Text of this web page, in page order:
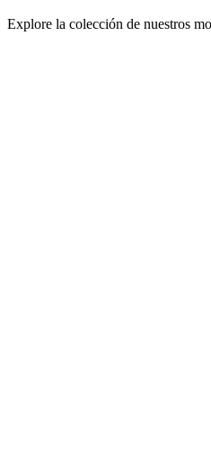
Explore la colección de nuestros